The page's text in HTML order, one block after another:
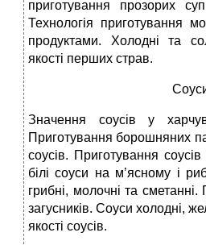
приготування прозорих
Технологія приготування
продуктами. Холодні та
якості перших страв.
Значення соусів у
Приготування борошняних
соусів. Приготування соусів
білі соуси на м’ясному і
грибні, молочні та
загусників. Соуси холодні,
якості соусів.